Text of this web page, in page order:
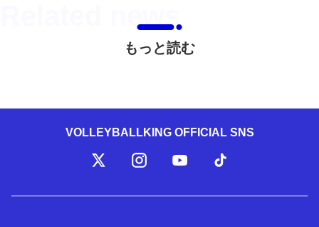
もっと読む
VOLLEYBALLKING OFFICIAL SNS